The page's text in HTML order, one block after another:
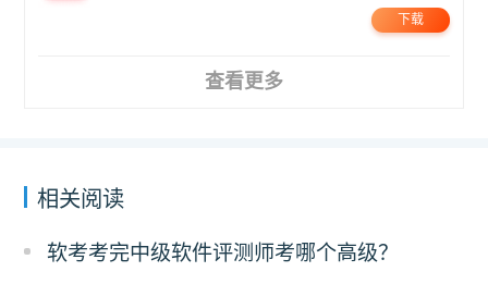
下载
查看更多
相关阅读
软考考完中级软件评测师考哪个高级？